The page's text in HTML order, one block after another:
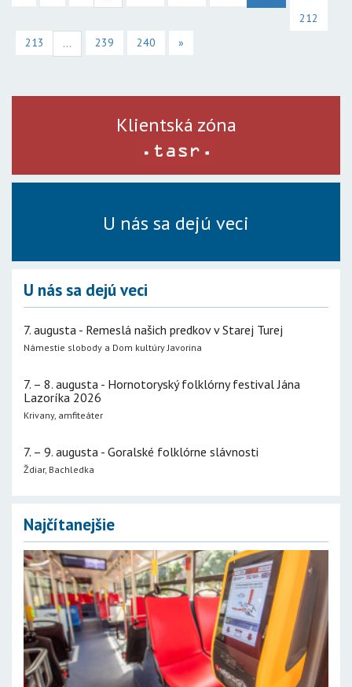
212
213
... 239 240 »
Klientská zóna
U nás sa dejú veci
U nás sa dejú veci
7. augusta - Remeslá našich predkov v Starej Turej
Námestie slobody a Dom kultúry Javorina
7. – 8. augusta - Hornotoryský folklórny festival Jána
Lazoríka 2026
Krivany, amfiteáter
7. – 9. augusta - Goralské folklórne slávnosti
Ždiar, Bachledka
Najčítanejšie